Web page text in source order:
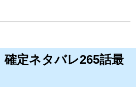
定ネタバレ265話最